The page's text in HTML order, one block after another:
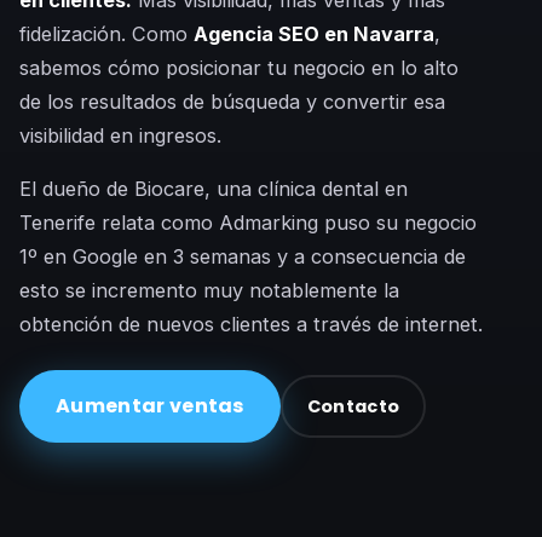
fidelización. Como Agencia SEO en Navarra,
sabemos cómo posicionar tu negocio en lo alto
de los resultados de búsqueda y convertir esa
visibilidad en ingresos.
El dueño de Biocare, una clínica dental en
Tenerife relata como Admarking puso su negocio
1º en Google en 3 semanas y a consecuencia de
esto se incremento muy notablemente la
obtención de nuevos clientes a través de internet.
Aumentar ventas Contacto